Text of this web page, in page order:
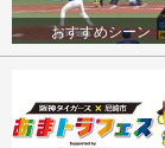
おすすめシーン